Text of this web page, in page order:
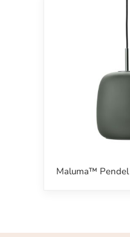
Maluma™ Pendel